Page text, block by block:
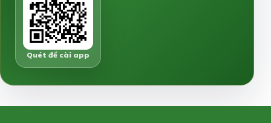
Quét để cài app